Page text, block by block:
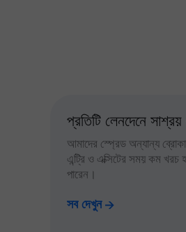
প্রতিটি লেনদেনে
আমাদের স্প্রেড অন্যান্য
এন্ট্রি ও এক্সিটের সময় কম খরচ
পারেন।
সব দেখুন